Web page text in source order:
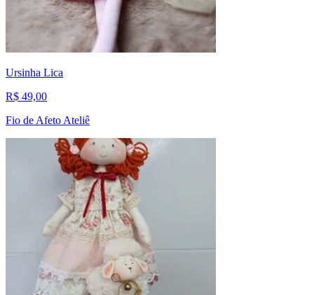
Ursinha Lica
R$ 49,00
Fio de Afeto Ateliê